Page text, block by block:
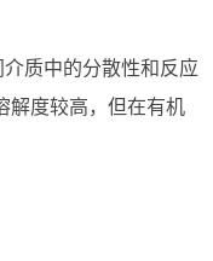
质中的分散性和反应
解度较高，但在有机